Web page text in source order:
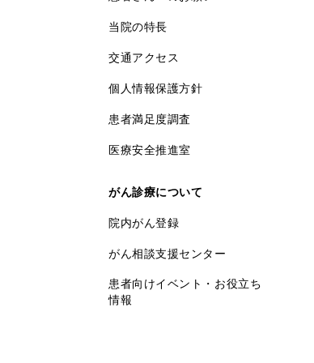
当院の特長
交通アクセス
個人情報保護方針
患者満足度調査
医療安全推進室
がん診療について
院内がん登録
がん相談支援センター
患者向けイベント・お役立ち
情報